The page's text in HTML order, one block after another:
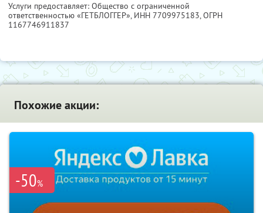
Услуги предоставляет: Общество с ограниченной
ответственностью «ГЕТБЛОГГЕР», ИНН 7709975183, ОГРН
1167746911837
Похожие акции:
-50%